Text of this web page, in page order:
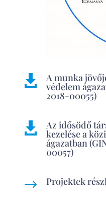
 A munka
védelem
2018-00055)
 Az idősödő
kezelése a
ágazatban
00057)
$ Projektek